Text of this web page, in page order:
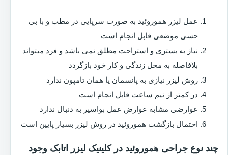
عمل لیزر هموروئید به صورت سرپایی در مطب و با بی
حسی موضعی قابل انجام است
نیاز به بستری و استراحت مطلق نمی باشد و فرد میتواند
بلافاصله به محل زندگی و کار خود بازگردد
روش لیزر نیازی به پانسمان یا همان تامپون ندارد
در کمتر از نیم ساعت قابل انجام است
عوارضی مشابه عوارض عمل بواسیر به دنبال ندارد
احتمال بازگشت هموروئید در روش لیزر بسیار پایین است
چند نوع جراحی هموروئید در کلینیک لیزر اتابک وجود